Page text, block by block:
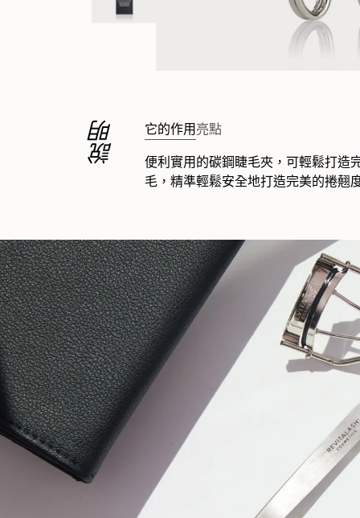
說明 它的作用 亮點
便利實用的碳鋼睫毛夾，可輕鬆打造
毛，精準輕鬆安全地打造完美的捲翹